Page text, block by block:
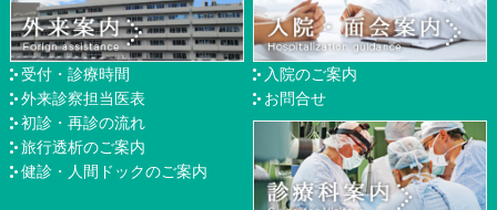
受付・診療時間
外来診察担当医表
初診・再診の流れ
旅行透析のご案内
健診・人間ドックのご案内
入院のご案内
お問合せ